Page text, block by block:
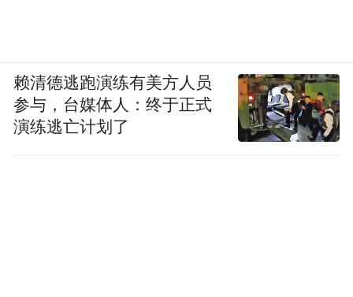
赖清德逃跑演练有美方人员
参与，台媒体人：终于正式
演练逃亡计划了